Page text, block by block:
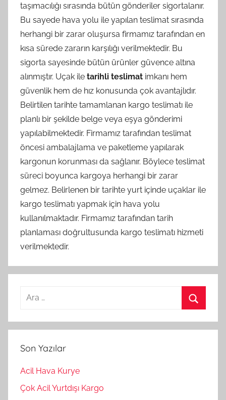
taşımacılığı sırasında bütün gönderiler sigortalanır.
Bu sayede hava yolu ile yapılan teslimat sırasında
herhangi bir zarar oluşursa firmamız tarafından en
kısa sürede zararın karşılığı verilmektedir. Bu
sigorta sayesinde bütün ürünler güvence altına
alınmıştır. Uçak ile tarihli teslimat imkanı hem
güvenlik hem de hız konusunda çok avantajlıdır.
Belirtilen tarihte tamamlanan kargo teslimatı ile
planlı bir şekilde belge veya eşya gönderimi
yapılabilmektedir. Firmamız tarafından teslimat
öncesi ambalajlama ve paketleme yapılarak
kargonun korunması da sağlanır. Böylece teslimat
süreci boyunca kargoya herhangi bir zarar
gelmez. Belirlenen bir tarihte yurt içinde uçaklar ile
kargo teslimatı yapmak için hava yolu
kullanılmaktadır. Firmamız tarafından tarih
planlaması doğrultusunda kargo teslimatı hizmeti
verilmektedir.
Arama:
Son Yazılar
Acil Hava Kurye
Çok Acil Yurtdışı Kargo